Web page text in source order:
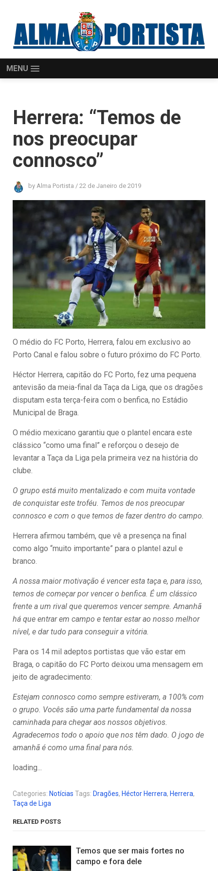
MENU
Herrera: “Temos de
nos preocupar
connosco”
byAlma Portista / 22 de Janeiro de 2019
O médio do FC Porto, Herrera, falou em exclusivo ao
Porto Canal e falou sobre o futuro próximo do FC Porto.
Héctor Herrera, capitão do FC Porto, fez uma pequena
antevisão da meia-final da Taça da Liga, que os dragões
disputam esta terça-feira com o benfica, no Estádio
Municipal de Braga.
O médio mexicano garantiu que o plantel encara este
clássico “como uma final” e reforçou o desejo de
levantar a Taça da Liga pela primeira vez na história do
clube.
O grupo está muito mentalizado e com muita vontade
de conquistar este troféu. Temos de nos preocupar
connosco e com o que temos de fazer dentro do campo.
Herrera afirmou também, que vê a presença na final
como algo “muito importante” para o plantel azul e
branco.
A nossa maior motivação é vencer esta taça e, para isso,
temos de começar por vencer o benfica. É um clássico
frente a um rival que queremos vencer sempre. Amanhã
há que entrar em campo e tentar estar ao nosso melhor
nível, e dar tudo para conseguir a vitória.
Para os 14 mil adeptos portistas que vão estar em
Braga, o capitão do FC Porto deixou uma mensagem em
jeito de agradecimento:
Estejam connosco como sempre estiveram, a 100% com
o grupo. Vocês são uma parte fundamental da nossa
caminhada para chegar aos nossos objetivos.
Agradecemos todo o apoio que nos têm dado. O jogo de
amanhã é como uma final para nós.
loading...
Categories: Notícias Tags: Dragões, Héctor Herrera, Herrera,
Taça de Liga
RELATED POSTS
Temos que ser mais fortes no
campo e fora dele